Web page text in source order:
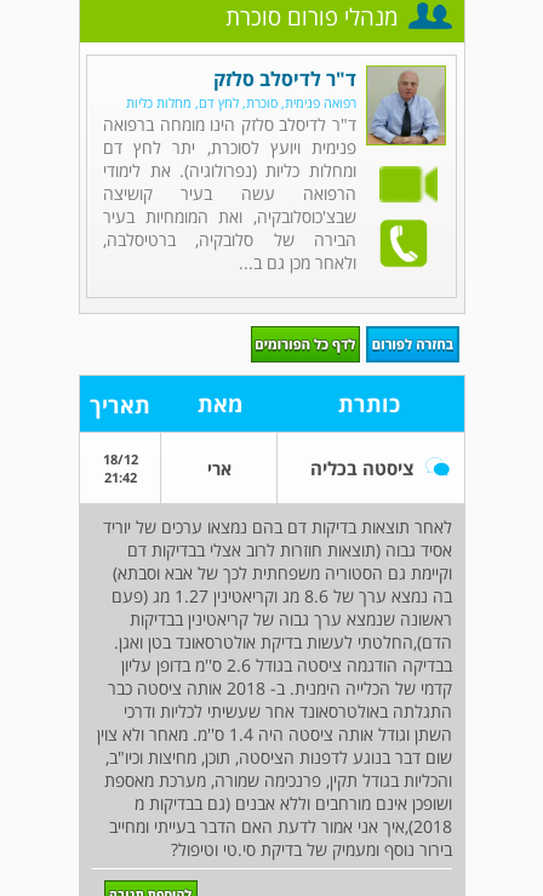
מנהלי פורום סוכרת
ד"ר לדיסלב סלזק
רפואה פנימית, סוכרת, לחץ דם, מחלות כליות
ד"ר לדיסלב סלזק הינו מומחה ברפואה
פנימית ויועץ לסוכרת, יתר לחץ דם
ומחלות כליות (נפרולוגיה). את לימודי
הרפואה עשה בעיר קושיצה
שבצ'כוסלובקיה, ואת המומחיות בעיר
הבירה של סלובקיה, ברטיסלבה,
ולאחר מכן גם ב...
כותרת מאת תאריך
ציסטה בכליה ארי
18/12
21:42
לאחר תוצאות בדיקות דם בהם נמצאו ערכים של יוריד
אסיד גבוה (תוצאות חוזרות לרוב אצלי בבדיקות דם
וקיימת גם הסטוריה משפחתית לכך של אבא וסבתא)
בה נמצא ערך של 8.6 מג וקריאטינין 1.27 מג (פעם
ראשונה שנמצא ערך גבוה של קריאטינין בבדיקות
הדם),החלטתי לעשות בדיקת אולטרסאונד בטן ואגן.
בבדיקה הודגמה ציסטה בגודל 2.6 ס''מ בדופן עליון
קדמי של הכלייה הימנית. ב- 2018 אותה ציסטה כבר
התגלתה באולטרסאונד אחר שעשיתי לכליות ודרכי
השתן וגודל אותה ציסטה היה 1.4 ס''מ. מאחר ולא צוין
שום דבר בנוגע לדפנות הציסטה, תוכן, מחיצות וכיו"ב,
והכליות בגודל תקין, פרנכימה שמורה, מערכת מאספת
ושופכן אינם מורחבים וללא אבנים (גם בבדיקות מ
2018),איך אני אמור לדעת האם הדבר בעייתי ומחייב
בירור נוסף ומעמיק של בדיקת סי.טי וטיפול?